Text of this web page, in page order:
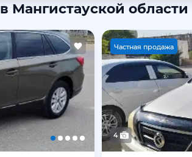
Мангистауской области
Частная продажа
4